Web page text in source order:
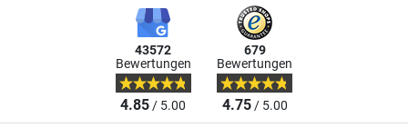
43572
Bewertungen
4.85/ 5.00
679
Bewertungen
4.75/ 5.00